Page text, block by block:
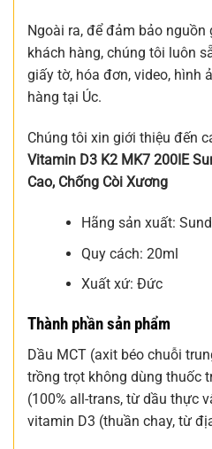
Ngoài ra, để đảm bảo
khách hàng, chúng tôi luôn
giấy tờ, hóa đơn, video, hình
hàng tại Úc.
Chúng tôi xin giới thiệu đến
Vitamin D3 K2 MK7 200IE
Cao, Chống Còi Xương
Hãng sản xuất:
Quy cách: 20ml
Xuất xứ: Đức
Thành phần sản phẩm
Dầu MCT (axit béo chuỗi
trồng trọt không dùng thuốc
(100% all-trans, từ dầu thực
vitamin D3 (thuần chay, từ